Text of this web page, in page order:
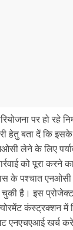
पर हो रहे
हेतु बता दें कि
लेने के लिए
को पूरा करने
के पश्चात एनओसी
है। इस प्रोजेक्ट
कंस्ट्रक्शन में
एनएचएआई खर्च